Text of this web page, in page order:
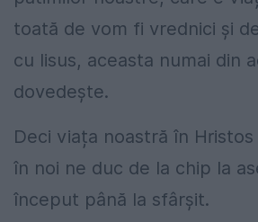
toată de vom fi vrednici și
cu Iisus, aceasta numai din
dovedește.
Deci viața noastră în Hristos
în noi ne duc de la chip la
început până la sfârșit.